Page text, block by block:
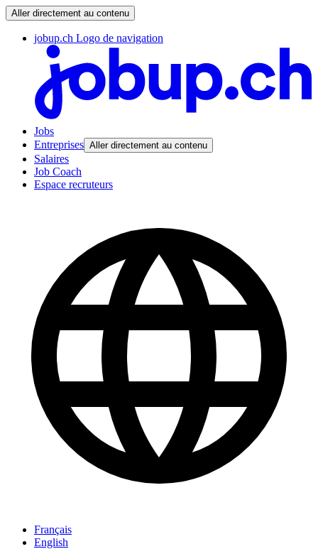
Aller directement au contenu
jobup.ch Logo de navigation
Jobs
Entreprises Aller directement au contenu
Salaires
Job Coach
Espace recruteurs
Français
English